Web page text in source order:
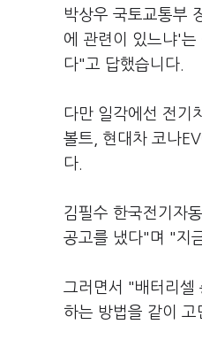
박상우 국토교통부
에 관련이 있느냐'
다"고 답했습니다.
다만 일각에선 전기
볼트, 현대차 코나
다.
김필수 한국전기자
공고를 냈다"며 "지
그러면서 "배터리셀
하는 방법을 같이 고